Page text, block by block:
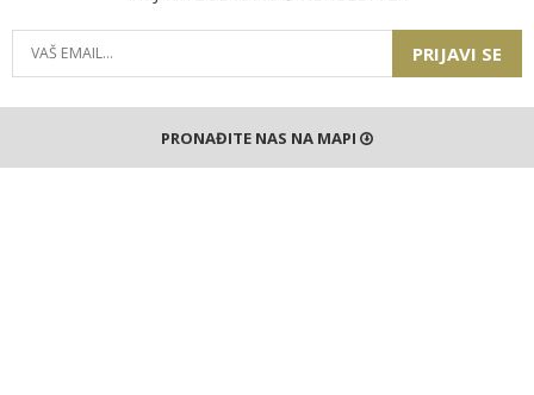
PRIJAVI SE
PRONAĐITE NAS NA MAPI